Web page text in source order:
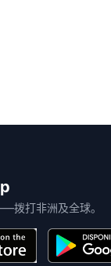
拨打非洲及全球。